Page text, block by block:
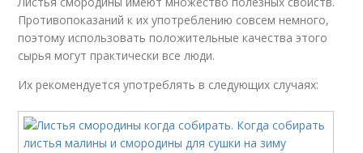
Противопоказаний к их употреблению совсем немного,
поэтому использовать положительные качества этого
сырья могут практически все люди.
Их рекомендуется употреблять в следующих случаях: